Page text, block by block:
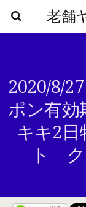
老舗
2020/8/
ポン有効
キキ2日
ト ク